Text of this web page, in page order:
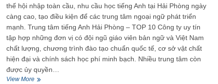
thế hội nhập toàn cầu, nhu cầu học tiếng Anh tại Hải Phòng ngày
càng cao, tạo điều kiện để các trung tâm ngoại ngữ phát triển
mạnh. Trung tâm tiếng Anh Hải Phòng – TOP 10 Công ty uy tín
tập hợp những đơn vị có đội ngũ giáo viên bản ngữ và Việt Nam
chất lượng, chương trình đào tạo chuẩn quốc tế, cơ sở vật chất
hiện đại và chính sách học phí minh bạch. Nhiều trung tâm còn
được ủy quyền…
View MoreTrung